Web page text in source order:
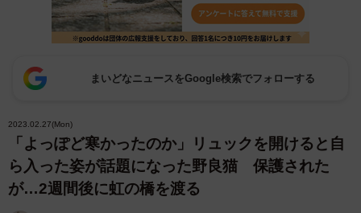
まいどなニュースをGoogle検索でフォローする
2023.02.27(Mon)
「よっぽど寒かったのか」リュックを開けると自
ら入った姿が話題になった野良猫 保護された
が…2週間後に虹の橋を渡る